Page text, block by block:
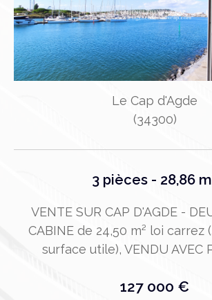
Le Cap d'Agde
(34300)
3 pièces - 28,86
VENTE SUR CAP D'AGDE -
CABINE de 24,50 m² loi carrez
surface utile), VENDU AVEC
127 000 €